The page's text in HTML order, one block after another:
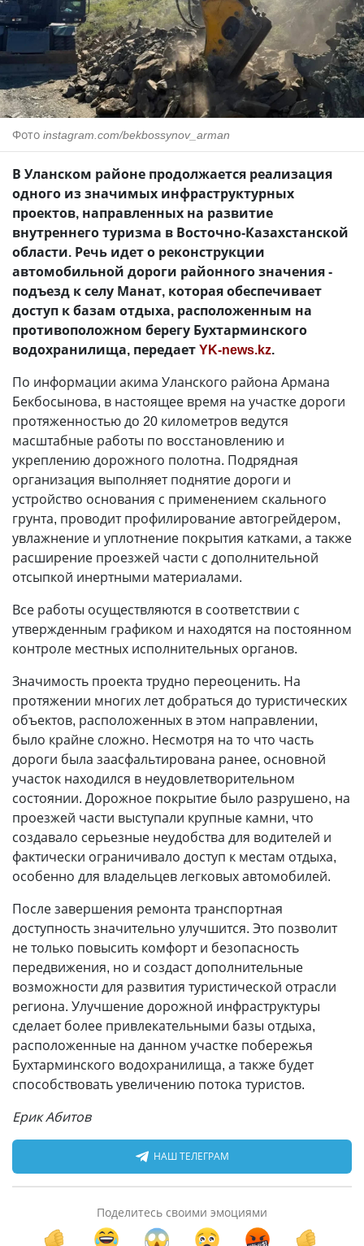
Фото instagram.com/bekbossynov_arman
В Уланском районе продолжается реализация
одного из значимых инфраструктурных
проектов, направленных на развитие
внутреннего туризма в Восточно-Казахстанской
области. Речь идет о реконструкции
автомобильной дороги районного значения -
подъезд к селу Манат, которая обеспечивает
доступ к базам отдыха, расположенным на
противоположном берегу Бухтарминского
водохранилища, передаетYK-news.kz.
По информации акима Уланского района Армана
Бекбосынова, в настоящее время на участке дороги
протяженностью до 20 километров ведутся
масштабные работы по восстановлению и
укреплению дорожного полотна. Подрядная
организация выполняет поднятие дороги и
устройство основания с применением скального
грунта, проводит профилирование автогрейдером,
увлажнение и уплотнение покрытия катками, а также
расширение проезжей части с дополнительной
отсыпкой инертными материалами.
Все работы осуществляются в соответствии с
утвержденным графиком и находятся на постоянном
контроле местных исполнительных органов.
Значимость проекта трудно переоценить. На
протяжении многих лет добраться до туристических
объектов, расположенных в этом направлении,
было крайне сложно. Несмотря на то что часть
дороги была заасфальтирована ранее, основной
участок находился в неудовлетворительном
состоянии. Дорожное покрытие было разрушено, на
проезжей части выступали крупные камни, что
создавало серьезные неудобства для водителей и
фактически ограничивало доступ к местам отдыха,
особенно для владельцев легковых автомобилей.
После завершения ремонта транспортная
доступность значительно улучшится. Это позволит
не только повысить комфорт и безопасность
передвижения, но и создаст дополнительные
возможности для развития туристической отрасли
региона. Улучшение дорожной инфраструктуры
сделает более привлекательными базы отдыха,
расположенные на данном участке побережья
Бухтарминского водохранилища, а также будет
способствовать увеличению потока туристов.
Ерик Абитов
НАШ ТЕЛЕГРАМ
Поделитесь своими эмоциями